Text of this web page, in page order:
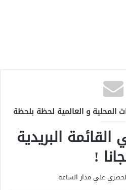
المحلية و العالمية لحظة بلحظة
البريدية
!